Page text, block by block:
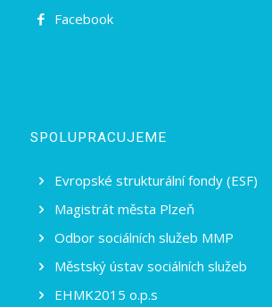
Facebook
SPOLUPRACUJEME
Evropské strukturální fondy (ESF)
Magistrát města Plzeň
Odbor sociálních služeb MMP
Městský ústav sociálních služeb
EHMK2015 o.p.s